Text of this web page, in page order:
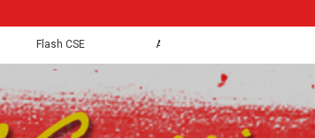
Flash CSE Absurdités et manipulations en entreprise